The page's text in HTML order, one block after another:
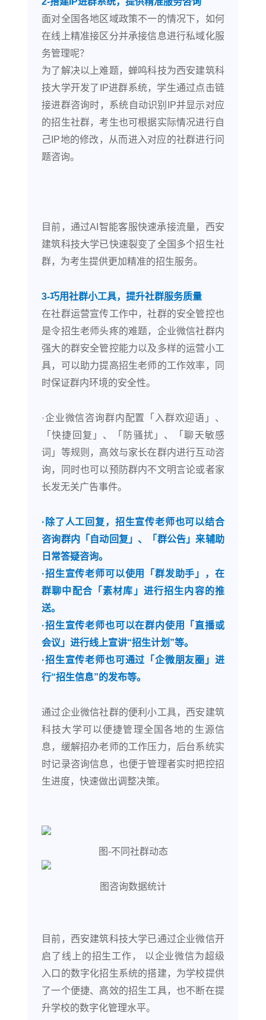
面对全国各地区域政策不一的情况下，如何
在线上精准接区分并承接信息进行私域化服
务管理呢？
为了解决以上难题，蝉鸣科技为西安建筑科
技大学开发了IP进群系统，学生通过点击链
接进群咨询时，系统自动识别IP并显示对应
的招生社群，考生也可根据实际情况进行自
己IP地的修改，从而进入对应的社群进行问
题咨询。
目前，通过AI智能客服快速承接流量，西安
建筑科技大学已快速裂变了全国多个招生社
群，为考生提供更加精准的招生服务。
3-巧用社群小工具，提升社群服务质量
在社群运营宣传工作中，社群的安全管控也
是令招生老师头疼的难题，企业微信社群内
强大的群安全管控能力以及多样的运营小工
具，可以助力提高招生老师的工作效率，同
时保证群内环境的安全性。
·企业微信咨询群内配置「入群欢迎语」、
「快捷回复」、「防骚扰」、「聊天敏感
词」等规则，高效与家长在群内进行互动咨
询，同时也可以预防群内不文明言论或者家
长发无关广告事件。
·除了人工回复，招生宣传老师也可以结合
咨询群内「自动回复」、「群公告」来辅助
日常答疑咨询。
·招生宣传老师可以使用「群发助手」，在
群聊中配合「素材库」进行招生内容的推
送。
·招生宣传老师也可以在群内使用「直播或
会议」进行线上宣讲“招生计划”等。
·招生宣传老师也可通过「企微朋友圈」进
行“招生信息”的发布等。
通过企业微信社群的便利小工具，西安建筑
科技大学可以便捷管理全国各地的生源信
息，缓解招办老师的工作压力，后台系统实
时记录咨询信息，也便于管理者实时把控招
生进度，快速做出调整决策。
图-不同社群动态
图咨询数据统计
目前，西安建筑科技大学已通过企业微信开
启了线上的招生工作， 以企业微信为超级
入口的数字化招生系统的搭建，为学校提供
了一个便捷、高效的招生工具，也不断在提
升学校的数字化管理水平。